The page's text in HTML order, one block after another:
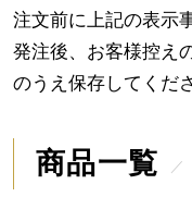
注文前に上記の表示
発注後、お客様控え
のうえ保存してくだ
商品一覧